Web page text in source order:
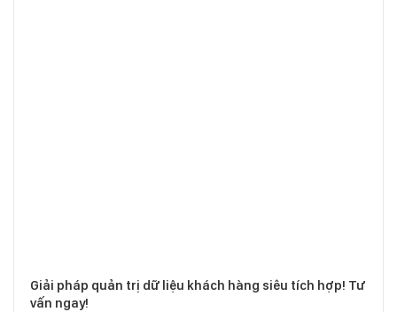
Giải pháp quản trị dữ liệu khách hàng siêu tích hợp! Tư
vấn ngay!